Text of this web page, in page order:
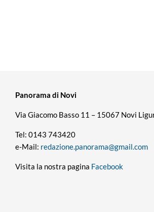
Panorama di Novi
Via Giacomo Basso 11 – 15067 Novi
Tel: 0143 743420
e-Mail: redazione.panorama@gmail.com
Visita la nostra pagina Facebook